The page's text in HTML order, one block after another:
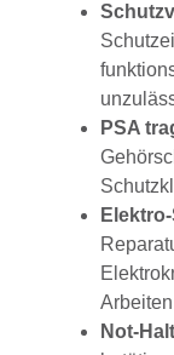
PSA
Not-